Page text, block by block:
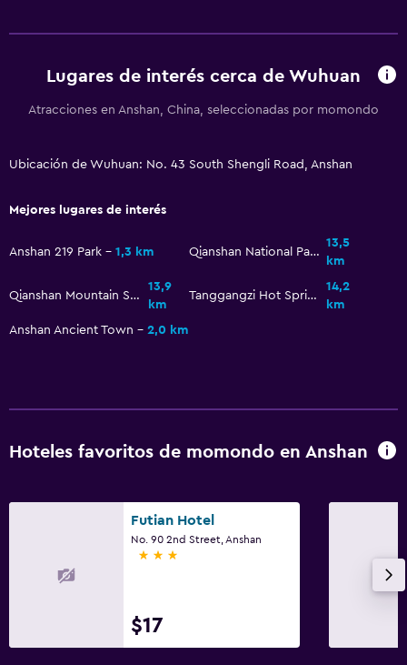
Lugares de interés cerca de Wuhuan
Atracciones en Anshan, China, seleccionadas por momondo
Ubicación de Wuhuan: No. 43 South Shengli Road, Anshan
Mejores lugares de interés
Anshan 219 Park 1,3 km Qianshan National Park
13,5
km
Qianshan Mountain Springs
13,9
km
Tanggangzi Hot Spring
14,2
km
Anshan Ancient Town
2,0 km
Hoteles favoritos de momondo en Anshan
Futian Hotel
No. 90 2nd Street, Anshan
3 estrellas
$17